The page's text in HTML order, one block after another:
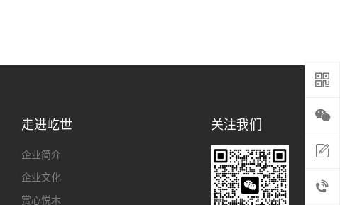
走进屹世
企业简介
企业文化
赏心悦木
关注我们